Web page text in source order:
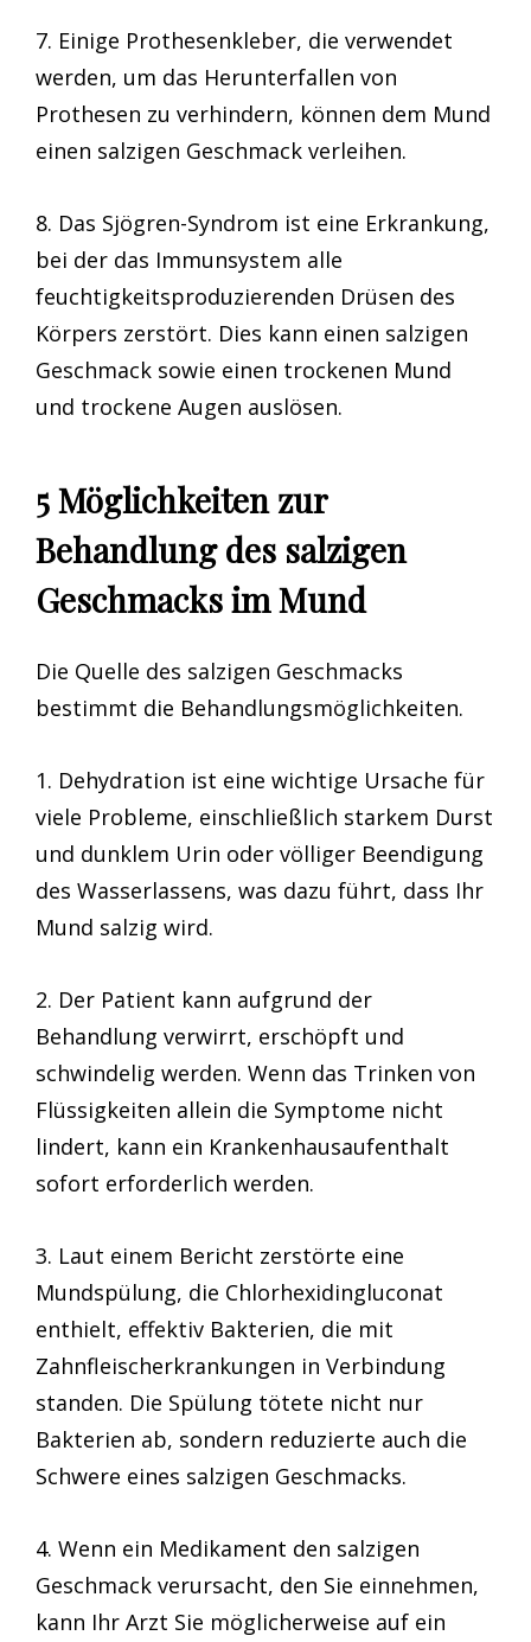
7. Einige Prothesenkleber, die verwendet
werden, um das Herunterfallen von
Prothesen zu verhindern, können dem Mund
einen salzigen Geschmack verleihen.
8. Das Sjögren-Syndrom ist eine Erkrankung,
bei der das Immunsystem alle
feuchtigkeitsproduzierenden Drüsen des
Körpers zerstört. Dies kann einen salzigen
Geschmack sowie einen trockenen Mund
und trockene Augen auslösen.
5 Möglichkeiten zur
Behandlung des salzigen
Geschmacks im Mund
Die Quelle des salzigen Geschmacks
bestimmt die Behandlungsmöglichkeiten.
1. Dehydration ist eine wichtige Ursache für
viele Probleme, einschließlich starkem Durst
und dunklem Urin oder völliger Beendigung
des Wasserlassens, was dazu führt, dass Ihr
Mund salzig wird.
2. Der Patient kann aufgrund der
Behandlung verwirrt, erschöpft und
schwindelig werden. Wenn das Trinken von
Flüssigkeiten allein die Symptome nicht
lindert, kann ein Krankenhausaufenthalt
sofort erforderlich werden.
3. Laut einem Bericht zerstörte eine
Mundspülung, die Chlorhexidingluconat
enthielt, effektiv Bakterien, die mit
Zahnfleischerkrankungen in Verbindung
standen. Die Spülung tötete nicht nur
Bakterien ab, sondern reduzierte auch die
Schwere eines salzigen Geschmacks.
4. Wenn ein Medikament den salzigen
Geschmack verursacht, den Sie einnehmen,
kann Ihr Arzt Sie möglicherweise auf ein